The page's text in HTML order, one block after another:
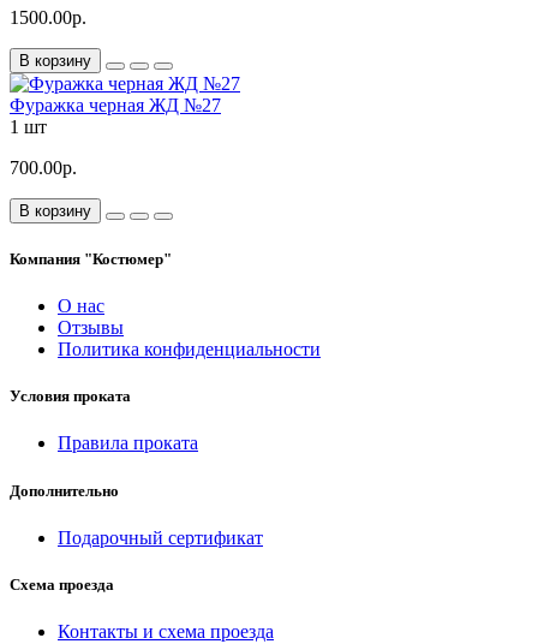
1500.00р.
В корзину
Фуражка черная ЖД №27
1 шт
700.00р.
В корзину
Компания "Костюмер"
О нас
Отзывы
Политика конфиденциальности
Условия проката
Правила проката
Дополнительно
Подарочный сертификат
Схема проезда
Контакты и схема проезда